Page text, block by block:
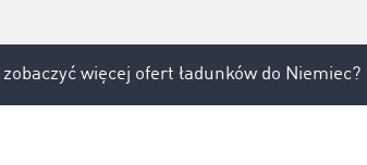
zobaczyć więcej ofert ładunków do Niemiec?